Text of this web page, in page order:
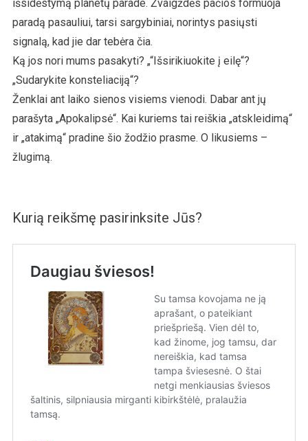
išsidėstymą planetų parade. Žvaigždės pačios formuoja
paradą pasauliui, tarsi sargybiniai, norintys pasiųsti
signalą, kad jie dar tebėra čia.
Ką jos nori mums pasakyti? „“Išsirikiuokite į eilę“?
„Sudarykite konsteliaciją“?
Ženklai ant laiko sienos visiems vienodi. Dabar ant jų
parašyta „Apokalipsė“. Kai kuriems tai reiškia „atskleidimą“
ir „atakimą“ pradine šio žodžio prasme. O likusiems –
žlugimą.
Kurią reikšmę pasirinksite Jūs?